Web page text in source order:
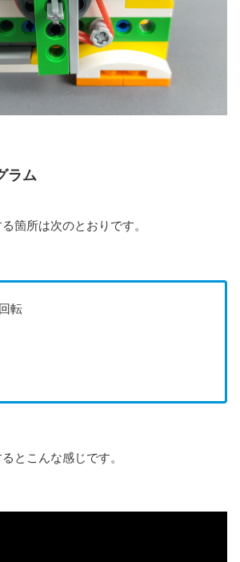
ラム
箇所は次のとおりです。
転
とこんな感じです。